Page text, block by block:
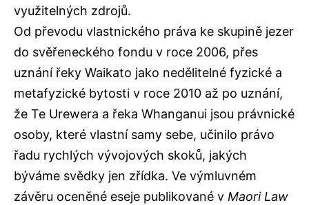
využitelných zdrojů.
Od převodu vlastnického práva ke skupině jezer
do svěřeneckého fondu v roce 2006, přes
uznání řeky Waikato jako nedělitelné fyzické a
metafyzické bytosti v roce 2010 až po uznání,
že Te Urewera a řeka Whanganui jsou právnické
osoby, které vlastní samy sebe, učinilo právo
řadu rychlých vývojových skoků, jakých
býváme svědky jen zřídka. Ve výmluvném
závěru oceněné eseje publikované v Maori Law